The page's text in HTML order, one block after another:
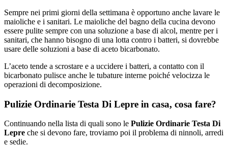
Sempre nei primi giorni della settimana è opportuno anche lavare le
maioliche e i sanitari. Le maioliche del bagno della cucina devono
essere pulite sempre con una soluzione a base di alcol, mentre per i
sanitari, che hanno bisogno di una lotta contro i batteri, si dovrebbe
usare delle soluzioni a base di aceto bicarbonato.
L’aceto tende a scrostare e a uccidere i batteri, a contatto con il
bicarbonato pulisce anche le tubature interne poiché velocizza le
operazioni di decomposizione.
Pulizie Ordinarie Testa Di Lepre in casa, cosa fare?
Continuando nella lista di quali sono le Pulizie Ordinarie Testa Di
Lepre che si devono fare, troviamo poi il problema di ninnoli, arredi
e sedie.